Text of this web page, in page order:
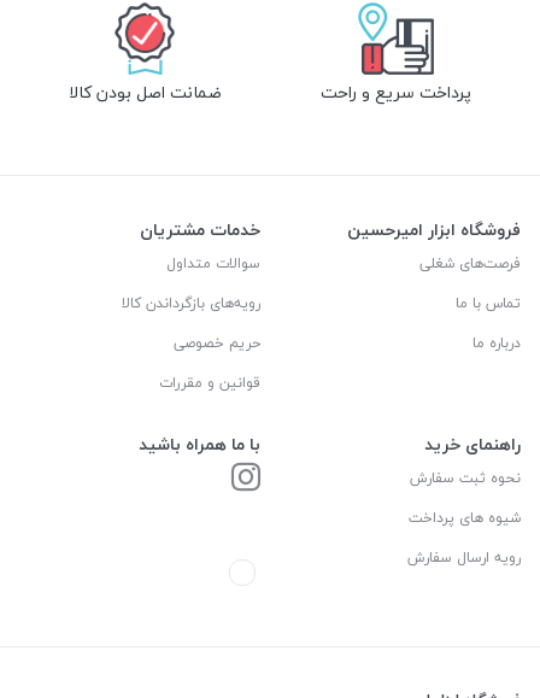
پرداخت سریع و راحت ضمانت اصل بودن کالا
فروشگاه ابزار امیرحسین
فرصت‌های شغلی
تماس با ما
درباره ما
خدمات مشتریان
سوالات متداول
رویه‌های بازگرداندن کالا
حریم خصوصی
قوانین و مقررات
راهنمای خرید
نحوه ثبت سفارش
شیوه های پرداخت
رویه ارسال سفارش
با ما همراه باشید